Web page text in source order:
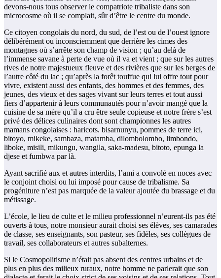
devons-nous tous observer le compatriote tribaliste dans son
microcosme où il se complait, sûr d’être le centre du monde.
Ce citoyen congolais du nord, du sud, de l’est ou de l’ouest ignore
délibérément ou inconsciemment que derrière les cimes des
montagnes où s’arrête son champ de vision ; qu’au delà de
l’immense savane à perte de vue où il va et vient ; que sur les autres
rives de notre majestueux fleuve et des rivières que sur les berges de
l’autre côté du lac ; qu’après la forêt touffue qui lui offre tout pour
vivre, existent aussi des enfants, des hommes et des femmes, des
jeunes, des vieux et des sages vivant sur leurs terres et tout aussi
fiers d’appartenir à leurs communautés pour n’avoir mangé que la
cuisine de sa mère qu’il a cru être seule copieuse et notre frère s’est
privé des délices culinaires dont sont championnes les autres
mamans congolaises : haricots. bisarnunyu, pommes de terre ici,
bitoyo, mikeke, sambaza, matamba, dilombolombo, limbondo,
liboke, misili, mikungu, wangila, saka-madesu, bitoto, epunga la
djese et fumbwa par là.
Ayant sacrifié aux et autres interdits, l’ami a convolé en noces avec
le conjoint choisi ou lui imposé pour cause de tribalisme. Sa
progéniture n’est pas marquée de la valeur ajoutée du brassage et du
métissage.
L’école, le lieu de culte et le milieu professionnel n’eurent-ils pas été
ouverts à tous, notre monsieur aurait choisi ses élèves, ses camarades
de classe, ses enseignants, son pasteur, ses fidèles, ses collègues de
travail, ses collaborateurs et autres subalternes.
Si le Cosmopolitisme n’était pas absent des centres urbains et de
plus en plus des milieux ruraux, notre homme ne parlerait que son